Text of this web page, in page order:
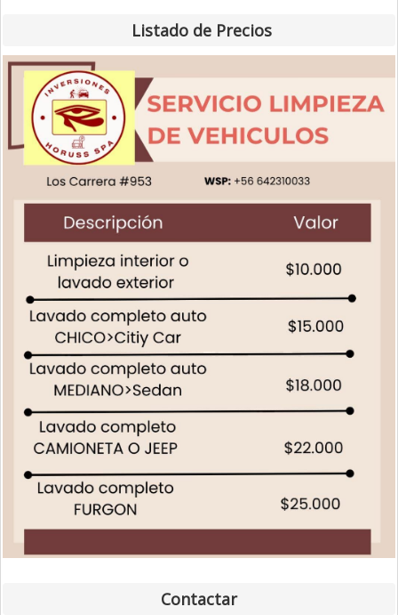
Listado de Precios
Contactar